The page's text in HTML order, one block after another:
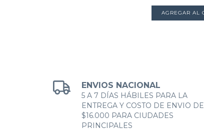
ENVIOS NACIONAL
5 A 7 DÍAS HÁBILES PARA LA
ENTREGA Y COSTO DE ENVIO DE
$16.000 PARA CIUDADES
PRINCIPALES